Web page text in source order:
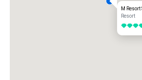
M Resort
Resort
4 van 5